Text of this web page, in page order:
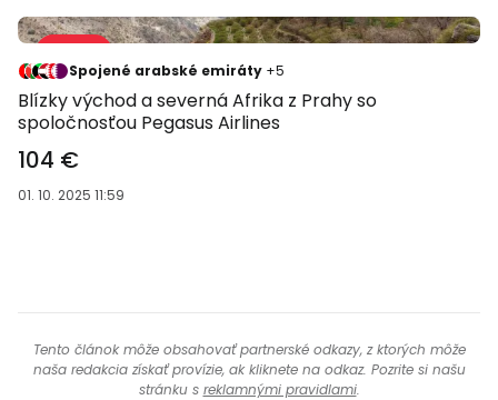
Predaj 64 %
Spojené arabské emiráty +5
Blízky východ a severná Afrika z Prahy so
spoločnosťou Pegasus Airlines
104 €
01. 10. 2025 11:59
Tento článok môže obsahovať partnerské odkazy, z ktorých môže
naša redakcia získať provízie, ak kliknete na odkaz. Pozrite si našu
stránku s reklamnými pravidlami.